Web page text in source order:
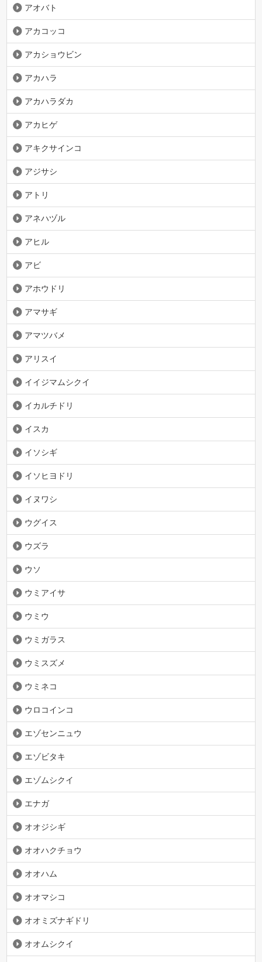
アオバト
アカコッコ
アカショウビン
アカハラ
アカハラダカ
アカヒゲ
アキクサインコ
アジサシ
アトリ
アネハヅル
アヒル
アビ
アホウドリ
アマサギ
アマツバメ
アリスイ
イイジマムシクイ
イカルチドリ
イスカ
イソシギ
イソヒヨドリ
イヌワシ
ウグイス
ウズラ
ウソ
ウミアイサ
ウミウ
ウミガラス
ウミスズメ
ウミネコ
ウロコインコ
エゾセンニュウ
エゾビタキ
エゾムシクイ
エナガ
オオジシギ
オオハクチョウ
オオハム
オオマシコ
オオミズナギドリ
オオムシクイ